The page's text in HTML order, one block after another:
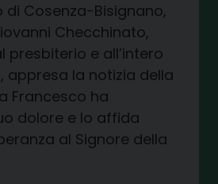
di Cosenza-Bisignano,
Checchinato,
presbiterio e all’intero
appresa la notizia della
Francesco ha
dolore e lo affida
al Signore della